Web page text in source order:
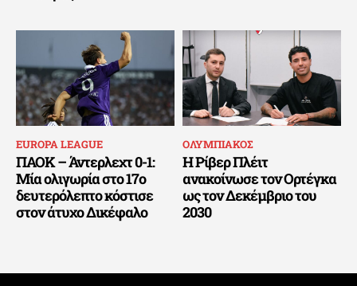
EUROPA LEAGUE
ΠΑΟΚ – Άντερλεχτ 0-1:
Μία ολιγωρία στο 17ο
δευτερόλεπτο κόστισε
στον άτυχο Δικέφαλο
ΟΛΥΜΠΙΑΚΟΣ
Η Ρίβερ Πλέιτ
ανακοίνωσε τον Ορτέγκα
ως τον Δεκέμβριο του
2030